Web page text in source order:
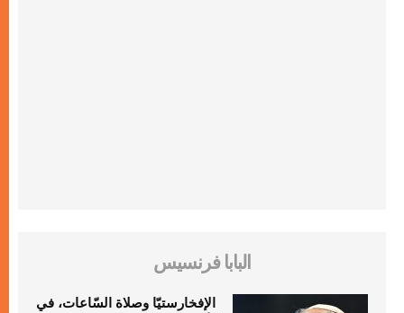
البابا فرنسيس
الإفخارستيّا وصلاة السّاعات، في